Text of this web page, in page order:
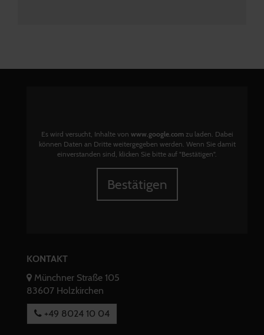
Es wird versucht, Inhalte von www.google.comzu laden. Dabei
können Daten an Dritte weitergegeben werden. Wenn Sie damit
einverstanden sind, klicken Sie bitte auf "Bestätigen".
Bestätigen
KONTAKT
Münchner Straße 105
83607 Holzkirchen
+49 8024 10 04